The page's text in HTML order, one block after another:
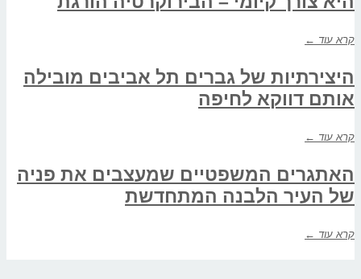
קרא עוד ←
היצירתיות של גברים תל אביבים מובילה
אותם דווקא לחיפה
קרא עוד ←
האתגרים המשפטיים שמעצבים את פניה
של העיר הלבנה המתחדשת
קרא עוד ←